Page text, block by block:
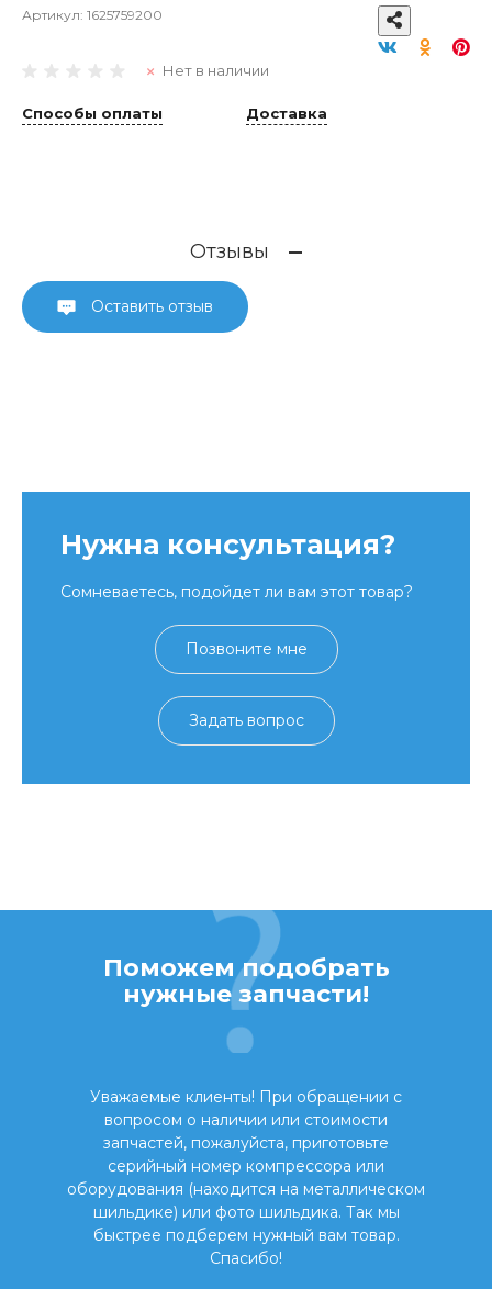
Артикул: 1625759200
Нет в наличии
Способы оплаты Доставка
Отзывы
Оставить отзыв
Нужна консультация?
Сомневаетесь, подойдет ли вам этот товар?
Позвоните мне
Задать вопрос
Поможем подобрать
нужные запчасти!
Уважаемые клиенты! При обращении с
вопросом о наличии или стоимости
запчастей, пожалуйста, приготовьте
серийный номер компрессора или
оборудования (находится на металлическом
шильдике) или фото шильдика. Так мы
быстрее подберем нужный вам товар.
Спасибо!